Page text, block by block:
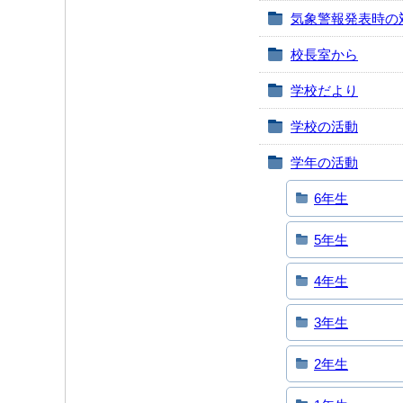
気象警報発表時の
校長室から
学校だより
学校の活動
学年の活動
6年生
5年生
4年生
3年生
2年生